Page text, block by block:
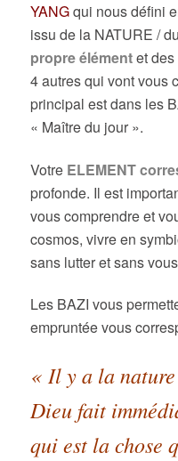
YANGqui nous défini
issu de la NATURE /
propre élémentet
4 autres qui vont vous
principal est dans les
« Maître du jour ».
Votre ELEMENT
profonde. Il est
vous comprendre et
cosmos, vivre en
sans lutter et sans
Les BAZI vous
empruntée vous
« Il y a la
Dieu fait
qui est la chose